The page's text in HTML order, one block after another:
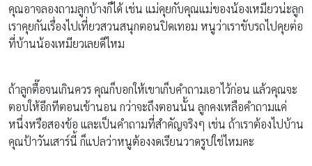
คุณอาจลองถามลูกบ้างก็ได้ เช่น แม่คุยกับคุณแม่ของน้องเหมียวน่ะลูก
เราคุยกันเรื่องไปเที่ยวสวนสนุกตอนปิดเทอม หนูว่าเราขับรถไปคุยต่อ
ที่บ้านน้องเหมียวเลยดีไหม
ถ้าลูกตื๊อจนเกินควร คุณก็บอกให้เขาเก็บคำถามเอาไว้ก่อน แล้วคุณจะ
ตอบให้อีกทีตอนเข้านอน กว่าจะถึงตอนนั้น ลูกคงเหลือคำถามแค่
หนึ่งหรือสองข้อ และเป็นคำถามที่สำคัญจริงๆ เช่น ถ้าเราต้องไปบ้าน
คุณป้าวันเสาร์นี้ ก็แปลว่าหนูต้องงดเรียนวาดรูปใช่ไหมคะ